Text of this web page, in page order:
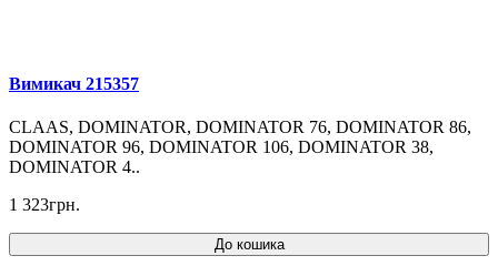
Вимикач 215357
CLAAS, DOMINATOR, DOMINATOR 76, DOMINATOR 86,
DOMINATOR 96, DOMINATOR 106, DOMINATOR 38,
DOMINATOR 4..
1 323грн.
До кошика